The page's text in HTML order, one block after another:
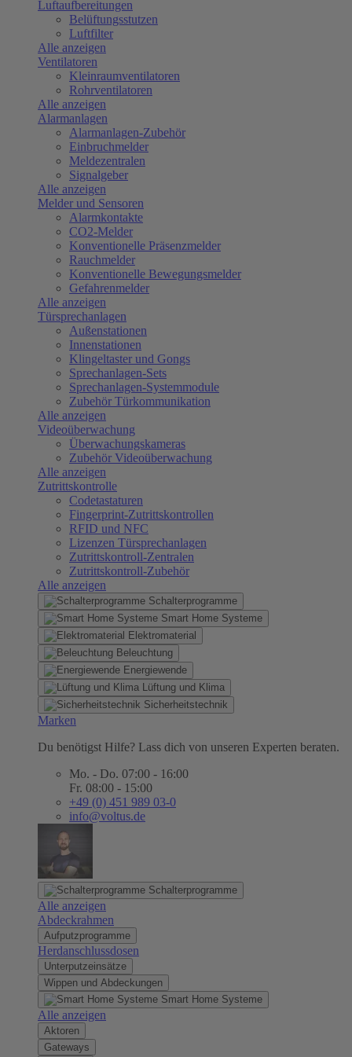
Luftaufbereitungen
Belüftungsstutzen
Luftfilter
Alle anzeigen
Ventilatoren
Kleinraumventilatoren
Rohrventilatoren
Alle anzeigen
Alarmanlagen
Alarmanlagen-Zubehör
Einbruchmelder
Meldezentralen
Signalgeber
Alle anzeigen
Melder und Sensoren
Alarmkontakte
CO2-Melder
Konventionelle Präsenzmelder
Rauchmelder
Konventionelle Bewegungsmelder
Gefahrenmelder
Alle anzeigen
Türsprechanlagen
Außenstationen
Innenstationen
Klingeltaster und Gongs
Sprechanlagen-Sets
Sprechanlagen-Systemmodule
Zubehör Türkommunikation
Alle anzeigen
Videoüberwachung
Überwachungskameras
Zubehör Videoüberwachung
Alle anzeigen
Zutrittskontrolle
Codetastaturen
Fingerprint-Zutrittskontrollen
RFID und NFC
Lizenzen Türsprechanlagen
Zutrittskontroll-Zentralen
Zutrittskontroll-Zubehör
Alle anzeigen
Schalterprogramme
Smart Home Systeme
Elektromaterial
Beleuchtung
Energiewende
Lüftung und Klima
Sicherheitstechnik
Marken
Du benötigst Hilfe? Lass dich von unseren Experten beraten.
Mo. - Do. 07:00 - 16:00
Fr. 08:00 - 15:00
+49 (0) 451 989 03-0
info@voltus.de
Schalterprogramme
Alle anzeigen
Abdeckrahmen
Aufputzprogramme
Herdanschlussdosen
Unterputzeinsätze
Wippen und Abdeckungen
Smart Home Systeme
Alle anzeigen
Aktoren
Gateways